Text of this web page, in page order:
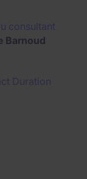
Barnoud